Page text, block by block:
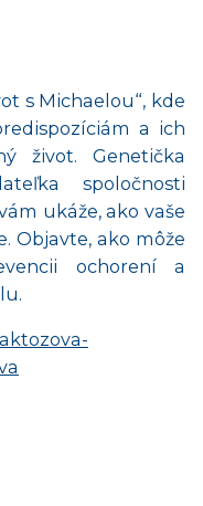
s Michaelou“, kde
a ich
život. Genetička
spoločnosti
ukáže, ako vaše
Objavte, ako môže
ochorení a